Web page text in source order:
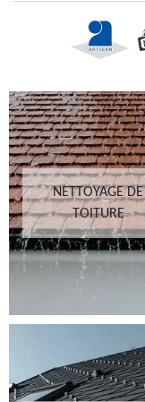
NETTOYAGE DE
TOITURE